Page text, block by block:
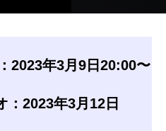
2023年3月9日20:00〜
：2023年3月12日